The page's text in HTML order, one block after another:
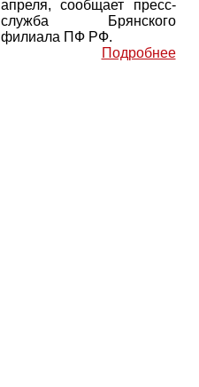
апреля, сообщает пресс-
служба Брянского
филиала ПФ РФ.
Подробнее